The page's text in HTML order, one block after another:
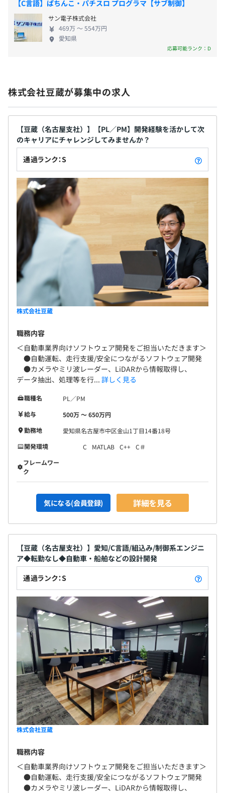
平均5名～10名のチーム体制で業務をおこなっておりま
す。
一つのプロジェクトが完了しても、基本的に引き続き同じ
メンバーと同じ勤務地で次の仕事・プロジェクトに取り組
・各種社会保険完備
（雇用保険・労災保険・健康保険・厚生年金保険）
3カ月（条件に変更なし）
【C言語】ぱちんこ・パチスロ プログラマ【サブ制御】
サン電子株式会社
469万 〜 554万円
愛知県
応募可能ランク：D
株式会社豆蔵が募集中の求人
【豆蔵（名古屋支社）】【PL／PM】開発経験を活かして次
のキャリアにチャレンジしてみませんか？
通過ランク：S
株式会社豆蔵
職務内容
＜自動車業界向けソフトウェア開発をご担当いただきます＞
●自動運転、走行支援/安全につながるソフトウェア開発
●カメラやミリ波レーダー、LiDARから情報取得し、
データ抽出、処理等を行... 詳しく見る
職種名
PL／PM
給与
500万 〜 650万円
勤務地
愛知県名古屋市中区金山1丁目14番18号
開発環境
C MATLAB C++ C＃
フレームワー
ク
気になる(会員登録) 詳細を見る
【豆蔵（名古屋支社）】愛知/C言語/組込み/制御系エンジニ
ア◆転勤なし◆自動車・船舶などの設計開発
通過ランク：S
株式会社豆蔵
職務内容
＜自動車業界向けソフトウェア開発をご担当いただきます＞
●自動運転、走行支援/安全につながるソフトウェア開発
●カメラやミリ波レーダー、LiDARから情報取得し、